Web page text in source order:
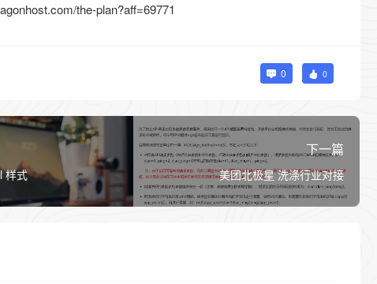
the-plan?aff=69771
0 0
样式
下一篇
美团北极星 洗涤行业对接